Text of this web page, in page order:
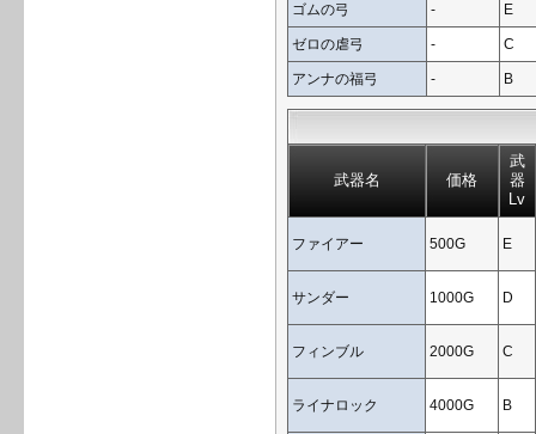
ゴムの弓 - E
ゼロの虐弓 - C
アンナの福弓 - B
武器名 価格
武
器
Lv
ファイアー 500G E
サンダー 1000G D
フィンブル 2000G C
ライナロック 4000G B